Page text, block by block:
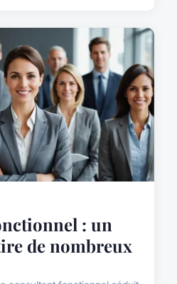
: un
de nombreux